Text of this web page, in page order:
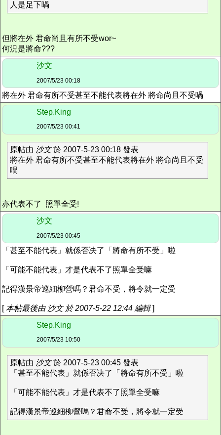
人是足下喎
但將在外 君命尚且有所不受wor~
何況是將命???
沙文
2007/5/23 00:18
將在外 君命有所不受甚至不能代表將在外 將命尚且不受喎
Step.King
2007/5/23 00:41
原帖由 沙文於 2007-5-23 00:18 發表
將在外 君命有所不受甚至不能代表將在外 將命尚且不受
喎
亦代表不了 照單全受!
沙文
2007/5/23 00:45
「甚至不能代表」就係否决了「將命有所不受」啦
「可能不能代表」才是代表不了照單全受嘛
記得漢景帝巡細柳營嗎？君命不受，將令就一定受
[本帖最後由 沙文 於 2007-5-22 12:44 編輯]
Step.King
2007/5/23 10:50
原帖由 沙文於 2007-5-23 00:45 發表
「甚至不能代表」就係否决了「將命有所不受」啦
「可能不能代表」才是代表不了照單全受嘛
記得漢景帝巡細柳營嗎？君命不受，將令就一定受